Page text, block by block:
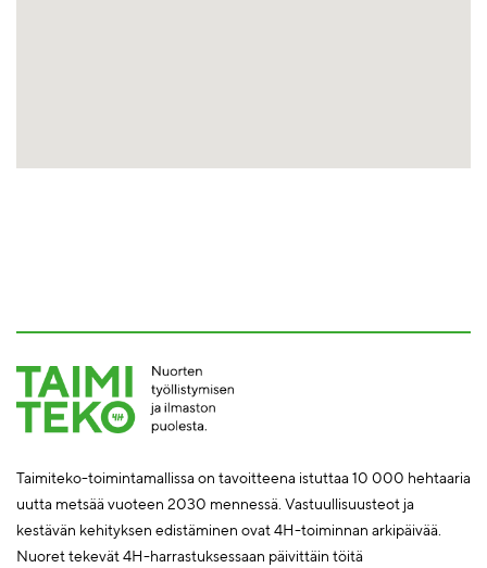
Taimiteko-toimintamallissa on tavoitteena istuttaa 10 000 hehtaaria
uutta metsää vuoteen 2030 mennessä. Vastuullisuusteot ja
kestävän kehityksen edistäminen ovat 4H-toiminnan arkipäivää.
Nuoret tekevät 4H-harrastuksessaan päivittäin töitä